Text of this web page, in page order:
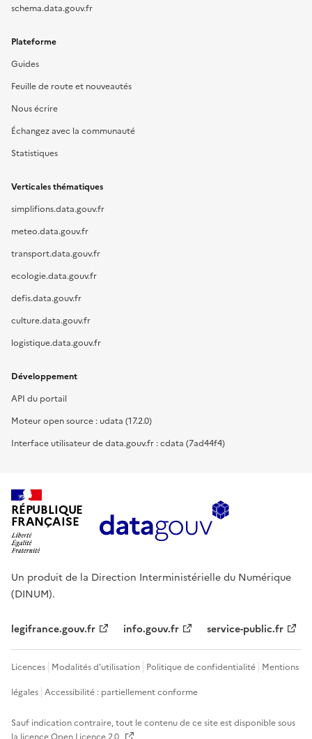
schema.data.gouv.fr
Plateforme
Guides
Feuille de route et nouveautés
Nous écrire
Échangez avec la communauté
Statistiques
Verticales thématiques
simplifions.data.gouv.fr
meteo.data.gouv.fr
transport.data.gouv.fr
ecologie.data.gouv.fr
defis.data.gouv.fr
culture.data.gouv.fr
logistique.data.gouv.fr
Développement
API du portail
Moteur open source : udata (17.2.0)
Interface utilisateur de data.gouv.fr : cdata (7ad44f4)
RÉPUBLIQUE
FRANÇAISE
Un produit de la Direction Interministérielle du Numérique
(DINUM).
legifrance.gouv.fr info.gouv.fr service-public.fr
Licences Modalités d'utilisation Politique de confidentialité Mentions
légales Accessibilité : partiellement conforme
Sauf indication contraire, tout le contenu de ce site est disponible sous